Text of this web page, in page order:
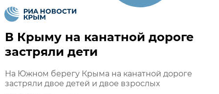
В Крыму на канатной дороге
застряли дети
На Южном берегу Крыма на канатной дороге
застряли двое детей и двое взрослых